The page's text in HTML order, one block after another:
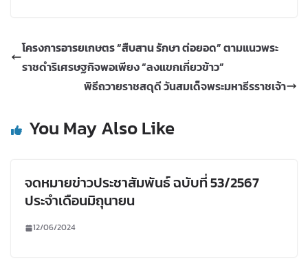
โครงการอารยเกษตร “สืบสาน รักษา ต่อยอด” ตามแนวพระ
ราชดำริเศรษฐกิจพอเพียง “ลงแขกเกี่ยวข้าว”
พิธีถวายราชสดุดี วันสมเด็จพระมหาธีรราชเจ้า
You May Also Like
จดหมายข่าวประชาสัมพันธ์ ฉบับที่ 53/2567
ประจำเดือนมิถุนายน
12/06/2024